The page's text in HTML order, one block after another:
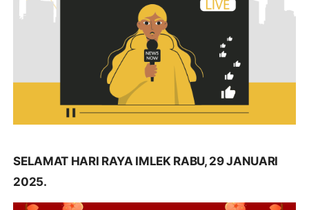
SELAMAT HARI RAYA IMLEK RABU, 29 JANUARI
2025.